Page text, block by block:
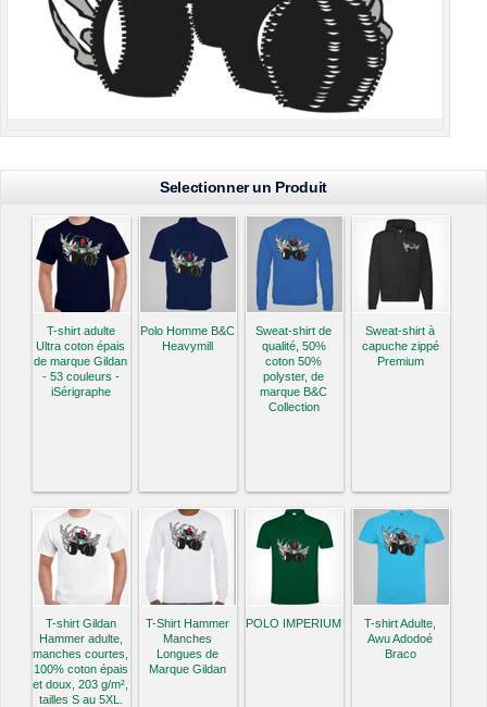
Selectionner un Produit
T-shirt adulte
Ultra coton épais
de marque Gildan
- 53 couleurs -
iSérigraphe
Polo Homme B&C
Heavymill
Sweat-shirt de
qualité, 50%
coton 50%
polyster, de
marque B&C
Collection
Sweat-shirt à
capuche zippé
Premium
T-shirt Gildan
Hammer adulte,
manches courtes,
100% coton épais
et doux, 203 g/m²,
tailles S au 5XL.
T-Shirt Hammer
Manches
Longues de
Marque Gildan
POLO IMPERIUM
T-shirt Adulte,
Awu Adodoé
Braco